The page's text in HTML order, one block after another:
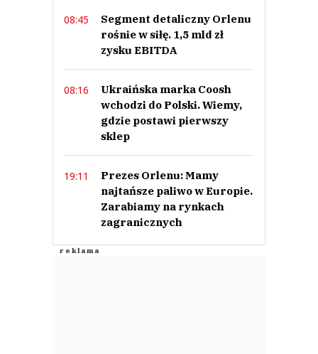
08:45
Segment detaliczny Orlenu
rośnie w siłę. 1,5 mld zł
zysku EBITDA
08:16
Ukraińska marka Coosh
wchodzi do Polski. Wiemy,
gdzie postawi pierwszy
sklep
19:11
Prezes Orlenu: Mamy
najtańsze paliwo w Europie.
Zarabiamy na rynkach
zagranicznych